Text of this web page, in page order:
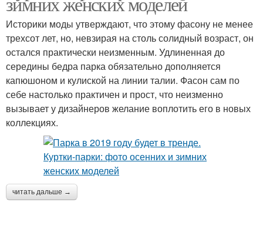
Историки моды утверждают, что этому фасону не менее
трехсот лет, но, невзирая на столь солидный возраст, он
остался практически неизменным. Удлиненная до
середины бедра парка обязательно дополняется
капюшоном и кулиской на линии талии. Фасон сам по
себе настолько практичен и прост, что неизменно
вызывает у дизайнеров желание воплотить его в новых
коллекциях.
читать дальше →